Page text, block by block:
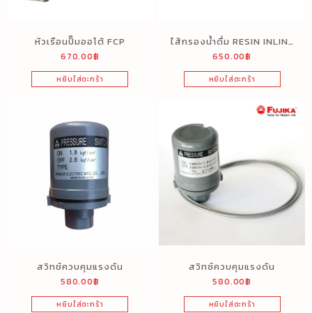
หัวเรือนปั๊มออโต้ FCP
670.00฿
หยิบใส่ตะกร้า
ไส้กรองน้ำดื่ม RESIN INLINE
10″
650.00฿
หยิบใส่ตะกร้า
สวิทช์ควบคุมแรงดัน
580.00฿
หยิบใส่ตะกร้า
สวิทซ์ควบคุมแรงดัน
580.00฿
หยิบใส่ตะกร้า